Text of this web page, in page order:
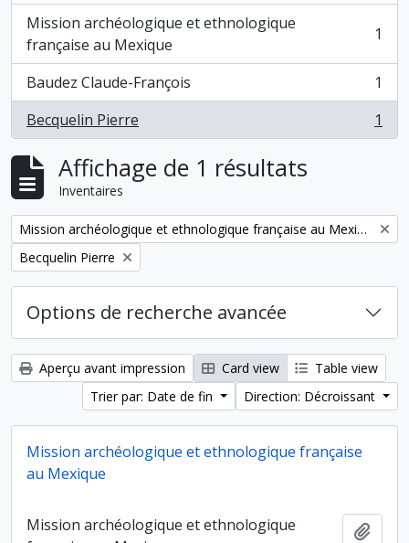
Mission archéologique et ethnologique
française au Mexique
, 1 résultats 1
Baudez Claude-François
, 1 résultats
1
Becquelin Pierre
, 1 résultats 1
Affichage de 1 résultats
Inventaires
Remove filter:
Mission archéologique et ethnologique française au Mexique
Remove filter:
Becquelin Pierre
Options de recherche avancée
Aperçu avant impression Card view
Table view
Trier par: Date de fin
Direction: Décroissant
Mission archéologique et ethnologique française
au Mexique
Mission archéologique et ethnologique